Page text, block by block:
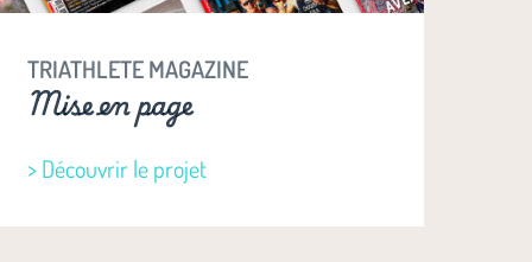
TRIATHLETE MAGAZINE
Mise en page
> Découvrir le projet